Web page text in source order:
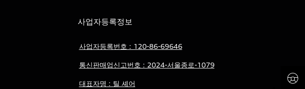
사업자등록정보
사업자등록번호 : 120-86-69646
통신판매업신고번호 : 2024-서울종로-1079
대표자명 : 틸 셰어